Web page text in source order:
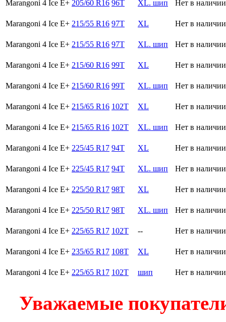
Marangoni 4 Ice E+ 205/60 R16 96T XL. шип Нет в наличии
Marangoni 4 Ice E+ 215/55 R16 97T XL Нет в наличии
Marangoni 4 Ice E+ 215/55 R16 97T XL. шип Нет в наличии
Marangoni 4 Ice E+ 215/60 R16 99T XL Нет в наличии
Marangoni 4 Ice E+ 215/60 R16 99T XL. шип Нет в наличии
Marangoni 4 Ice E+ 215/65 R16 102T XL Нет в наличии
Marangoni 4 Ice E+ 215/65 R16 102T XL. шип Нет в наличии
Marangoni 4 Ice E+ 225/45 R17 94T XL Нет в наличии
Marangoni 4 Ice E+ 225/45 R17 94T XL. шип Нет в наличии
Marangoni 4 Ice E+ 225/50 R17 98T XL Нет в наличии
Marangoni 4 Ice E+ 225/50 R17 98T XL. шип Нет в наличии
Marangoni 4 Ice E+ 225/65 R17 102T -- Нет в наличии
Marangoni 4 Ice E+ 235/65 R17 108T XL Нет в наличии
Marangoni 4 Ice E+ 225/65 R17 102T шип Нет в наличии
Уважаемые